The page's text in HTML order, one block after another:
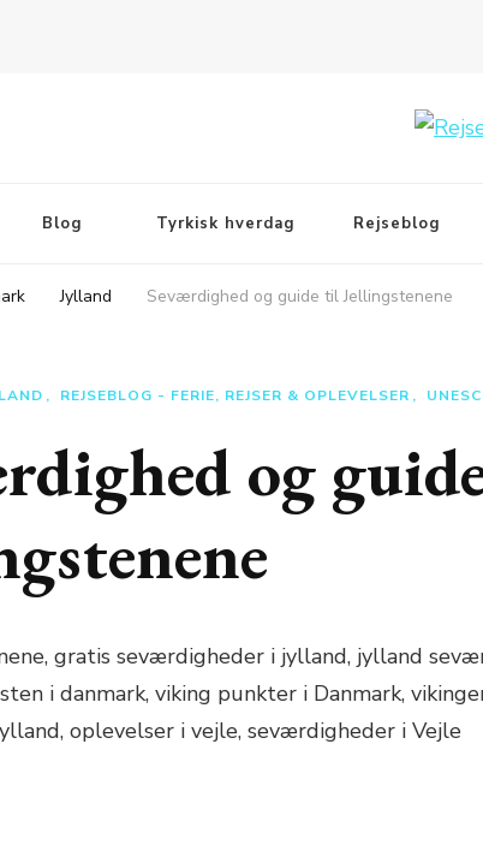
Blog Tyrkisk hverdag Rejseblog
Jylland Seværdighed og guide til Jellingstenene
REJSEBLOG - FERIE, REJSER & OPLEVELSER
og